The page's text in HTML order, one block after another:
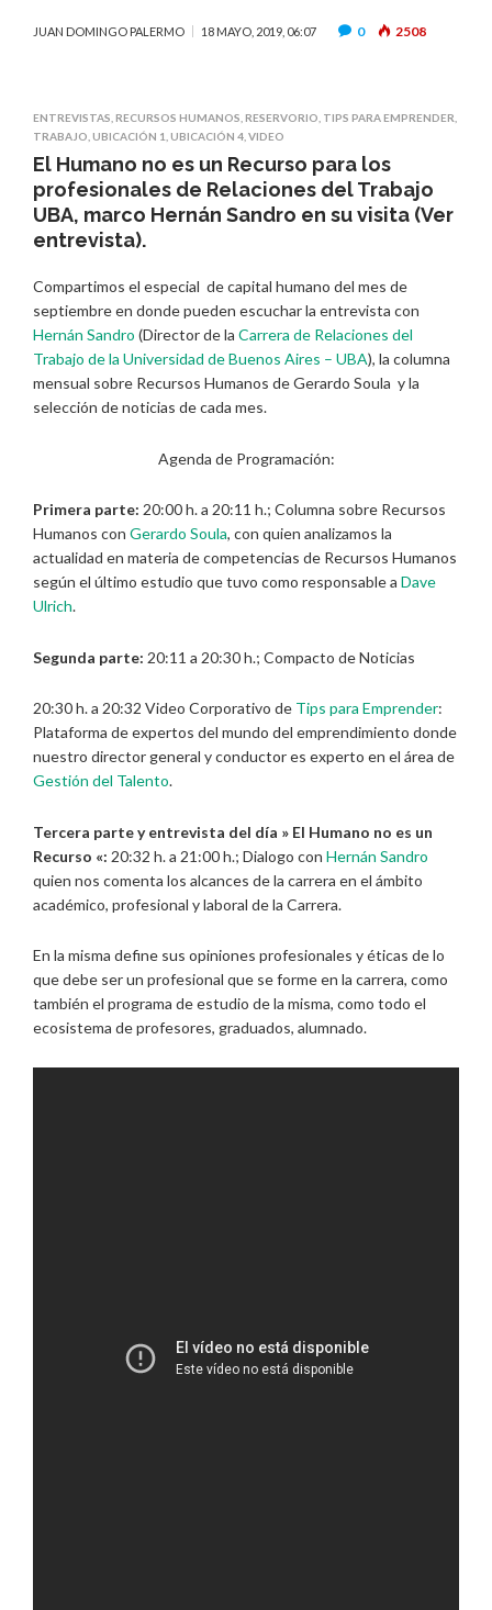
JUAN DOMINGO PALERMO 18 MAYO, 2019, 06:07 0 2508
ENTREVISTAS RECURSOS HUMANOS RESERVORIO TIPS PARA EMPRENDER
TRABAJO UBICACIÓN 1 UBICACIÓN 4 VIDEO
El Humano no es un Recurso para los
profesionales de Relaciones del Trabajo
UBA, marco Hernán Sandro en su visita (Ver
entrevista).
Compartimos el especial de capital humano del mes de
septiembre en donde pueden escuchar la entrevista con
Hernán Sandro (Director de la Carrera de Relaciones del
Trabajo de la Universidad de Buenos Aires – UBA), la columna
mensual sobre Recursos Humanos de Gerardo Soula y la
selección de noticias de cada mes.
Agenda de Programación:
Primera parte: 20:00 h. a 20:11 h.; Columna sobre Recursos
Humanos con Gerardo Soula, con quien analizamos la
actualidad en materia de competencias de Recursos Humanos
según el último estudio que tuvo como responsable a Dave
Ulrich.
Segunda parte: 20:11 a 20:30 h.; Compacto de Noticias
20:30 h. a 20:32 Video Corporativo de Tips para Emprender:
Plataforma de expertos del mundo del emprendimiento donde
nuestro director general y conductor es experto en el área de
Gestión del Talento.
Tercera parte y entrevista del día » El Humano no es un
Recurso «: 20:32 h. a 21:00 h.; Dialogo con Hernán Sandro
quien nos comenta los alcances de la carrera en el ámbito
académico, profesional y laboral de la Carrera.
En la misma define sus opiniones profesionales y éticas de lo
que debe ser un profesional que se forme en la carrera, como
también el programa de estudio de la misma, como todo el
ecosistema de profesores, graduados, alumnado.